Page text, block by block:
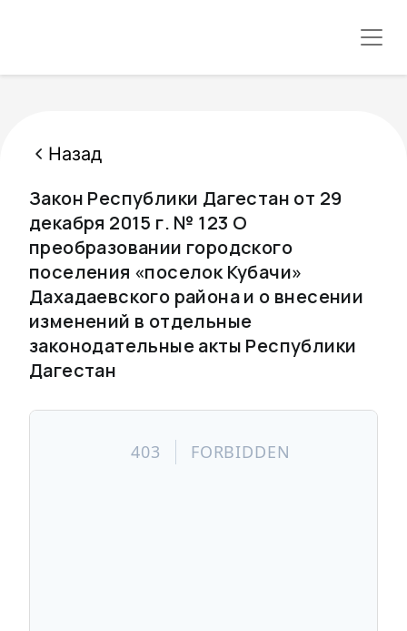
Назад
Закон Республики Дагестан от 29
декабря 2015 г. № 123 О
преобразовании городского
поселения «поселок Кубачи»
Дахадаевского района и о внесении
изменений в отдельные
законодательные акты Республики
Дагестан